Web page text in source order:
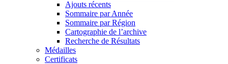
Ajouts récents
Sommaire par Année
Sommaire par Région
Cartographie de l’archive
Recherche de Résultats
Médailles
Certificats